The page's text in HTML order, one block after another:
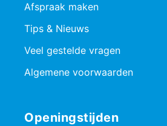
Afspraak maken
Tips & Nieuws
Veel gestelde vragen
Algemene voorwaarden
Openingstijden